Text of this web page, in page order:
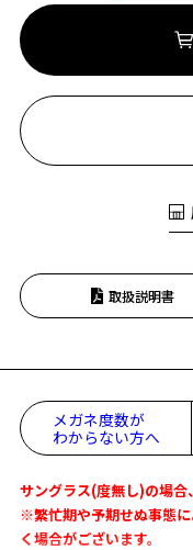
取扱説明書
メガネ度数が
わからない方へ
サングラス(度無し)の場合
※繁忙期や予期せぬ事態
く場合がございます。